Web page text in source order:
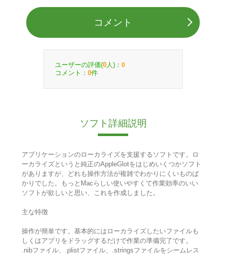
コメント
ユーザーの評価(0 人)： 0
コメント： 0件
ソフト詳細説明
アプリケーションのローカライズを支援するソフトです。ロ
ーカライズというと純正のAppleGlotをはじめいくつかソフト
がありますが、どれも操作方法が複雑でわかりにくいものば
かりでした。もっとMacらしい使いやすくて作業効率のいい
ソフトが欲しいと思い、これを作成しました。
主な特徴
操作が簡単です。基本的にはローカライズしたいファイルも
しくはアプリをドラッグするだけで作業の準備完了です。
.nibファイル、.plistファイル、.stringsファイルをシームレス